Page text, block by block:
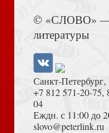
Житие святой
Толкование на
© «СЛОВО» —
литературы
Санкт-
+7 812 571-20-75,
04
Еждн. с 11:00 до
slovo@peterlink.ru